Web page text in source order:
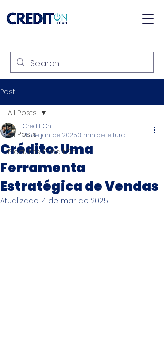
Post
All Posts
Produtos CreditOn
All Posts
Crédito: Uma
Ferramenta
Estratégica de Vendas
Credit On
28 de jan. de 20253 min de leitura
Atualizado: 4 de mar. de 2025